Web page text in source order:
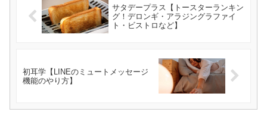
サタデープラス【トースターランキン
グ！デロンギ・アラジングラファイ
ト・ビストロなど】
初耳学【LINEのミュートメッセージ
機能のやり方】